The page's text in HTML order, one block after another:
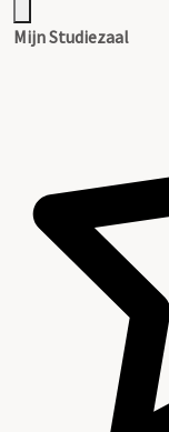
Toelichting
Stukkenlijst
Mijn Studiezaal